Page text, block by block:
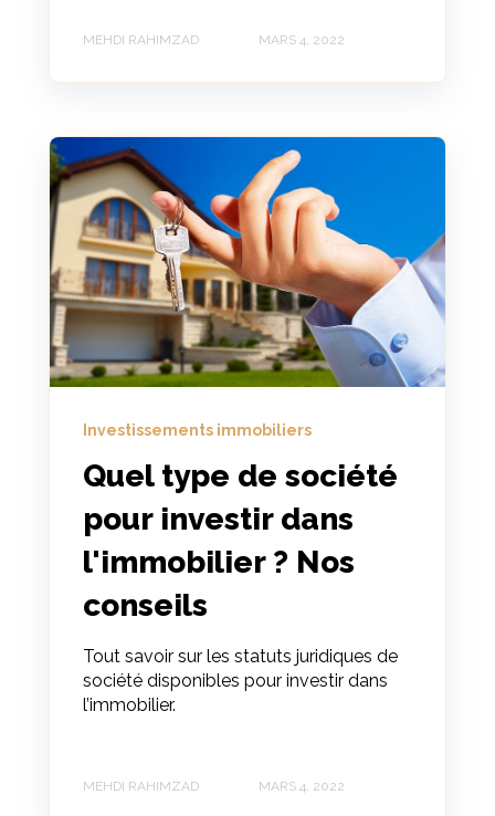
MEHDI RAHIMZAD MARS 4, 2022
Investissements immobiliers
Quel type de société
pour investir dans
l'immobilier ? Nos
conseils
Tout savoir sur les statuts juridiques de
société disponibles pour investir dans
l’immobilier.
MEHDI RAHIMZAD MARS 4, 2022